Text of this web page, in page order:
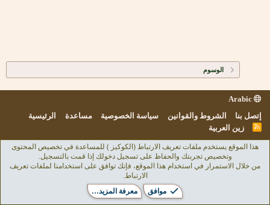
الوسوم
إتصل بنا
الشروط والقوانين سياسة الخصوصية مساعدة الرئيسية
R
زين العربية
هذا الموقع يستخدم ملفات تعريف الارتباط (الكوكيز ) للمساعدة في تخصيص المحتوى
وتخصيص تجربتك والحفاظ على تسجيل دخولك إذا قمت بالتسجيل.
من خلال الاستمرار في استخدام هذا الموقع، فإنك توافق على استخدامنا لملفات تعريف
الارتباط.
موافق
معرفة المزيد…